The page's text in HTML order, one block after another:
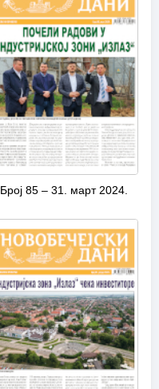
Број 85 – 31. март 2024.